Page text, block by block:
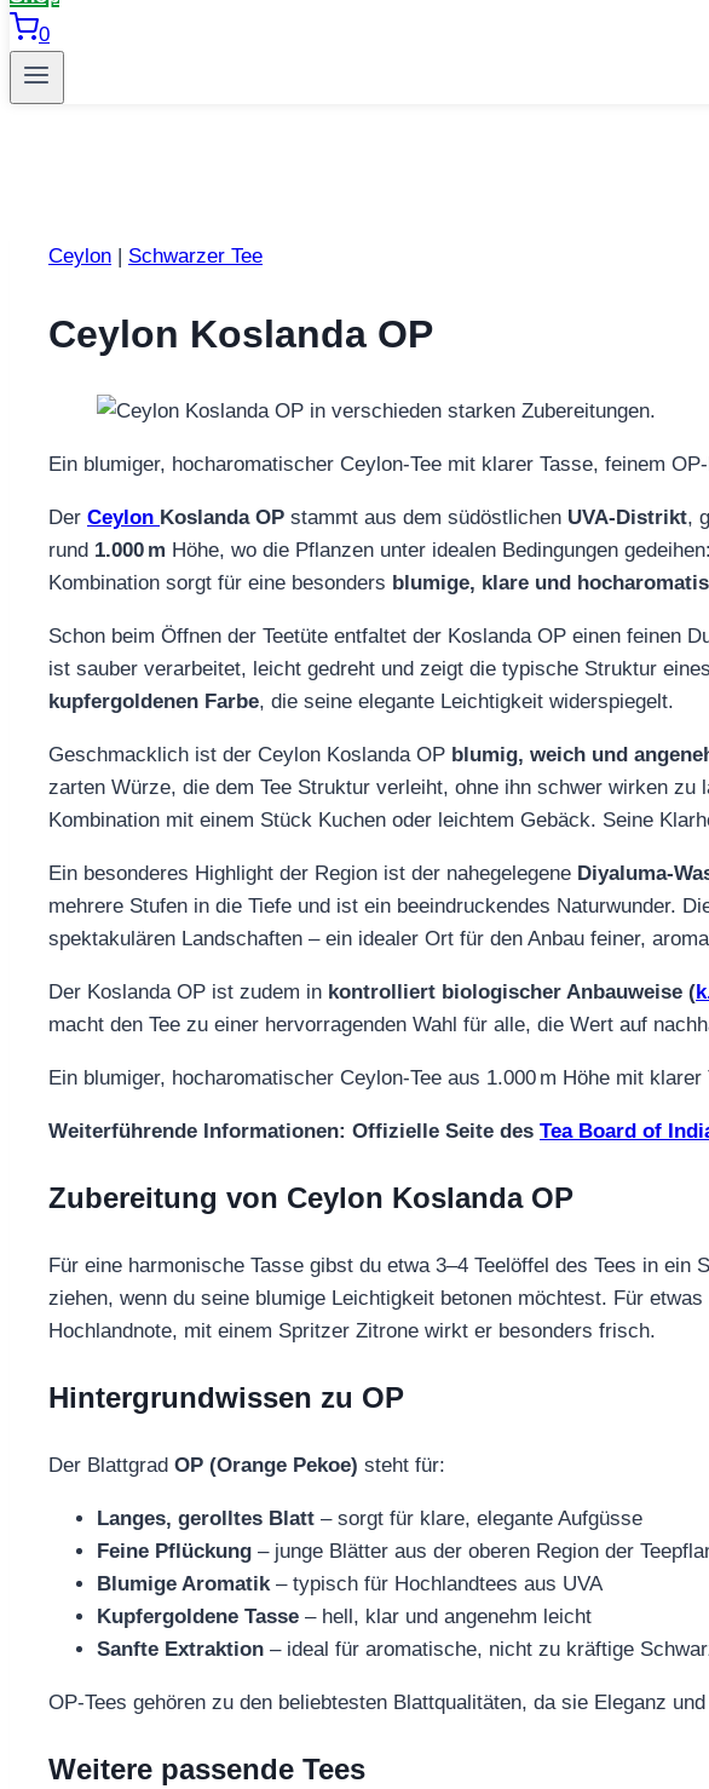
0
Ceylon Schwarzer Tee
Ceylon Koslanda OP
Ein blumiger, hocharomatischer Ceylon‑Tee mit klarer Tasse, feinem
Der Ceylon Koslanda OP stammt aus dem südöstlichen UVA‑Distrikt,
rund 1.000 m Höhe, wo die Pflanzen unter idealen Bedingungen
Kombination sorgt für eine besonders blumige, klare und
Schon beim Öffnen der Teetüte entfaltet der Koslanda OP einen feinen
ist sauber verarbeitet, leicht gedreht und zeigt die typische Struktur
kupfergoldenen Farbe, die seine elegante Leichtigkeit widerspiegelt.
Geschmacklich ist der Ceylon Koslanda OP blumig, weich und
zarten Würze, die dem Tee Struktur verleiht, ohne ihn schwer wirken
Kombination mit einem Stück Kuchen oder leichtem Gebäck. Seine
Ein besonderes Highlight der Region ist der nahegelegene
mehrere Stufen in die Tiefe und ist ein beeindruckendes Naturwunder.
spektakulären Landschaften – ein idealer Ort für den Anbau feiner,
Der Koslanda OP ist zudem in kontrolliert biologischer Anbauweise (
macht den Tee zu einer hervorragenden Wahl für alle, die Wert auf
Ein blumiger, hocharomatischer Ceylon‑Tee aus 1.000 m Höhe mit
Weiterführende Informationen: Offizielle Seite des Tea Board of
Zubereitung von Ceylon Koslanda OP
Für eine harmonische Tasse gibst du etwa 3–4 Teelöffel des Tees in
ziehen, wenn du seine blumige Leichtigkeit betonen möchtest. Für
Hochlandnote, mit einem Spritzer Zitrone wirkt er besonders frisch.
Hintergrundwissen zu OP
Der Blattgrad OP (Orange Pekoe) steht für:
Langes, gerolltes Blatt – sorgt für klare, elegante Aufgüsse
Feine Pflückung – junge Blätter aus der oberen Region der
Blumige Aromatik– typisch für Hochlandtees aus UVA
Kupfergoldene Tasse – hell, klar und angenehm leicht
Sanfte Extraktion – ideal für aromatische, nicht zu kräftige
OP‑Tees gehören zu den beliebtesten Blattqualitäten, da sie Eleganz
Weitere passende Tees